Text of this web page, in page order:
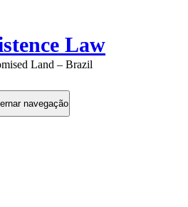
Law
Land – Brazil
navegação